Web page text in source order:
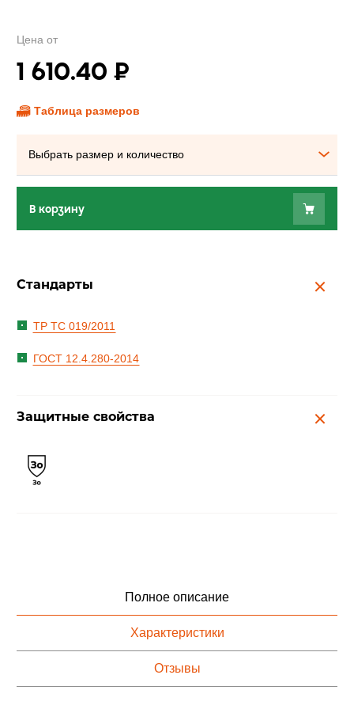
Цена от
1 610.40 ₽
Таблица размеров
Выбрать размер и количество
В корзину
Стандарты
ТР ТС 019/2011
ГОСТ 12.4.280-2014
Защитные свойства
Полное описание
Характеристики
Отзывы